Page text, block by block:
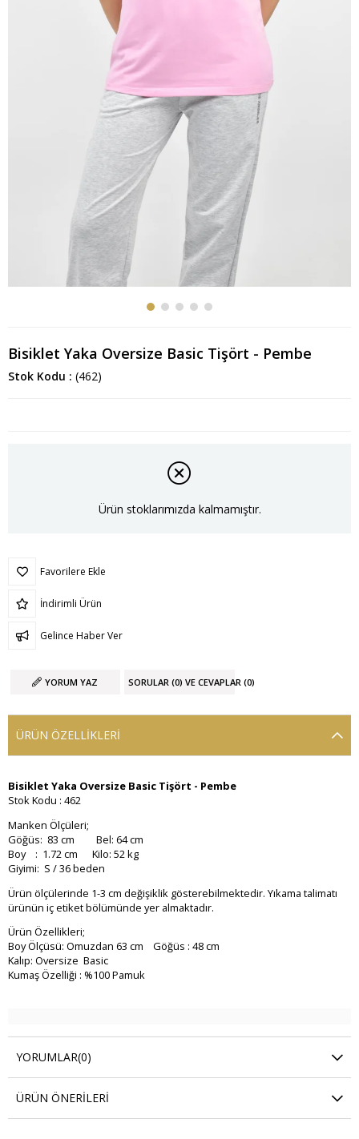
Bisiklet Yaka Oversize Basic Tişört - Pembe
Stok Kodu (462)
Ürün stoklarımızda kalmamıştır.
Favorilere Ekle
İndirimli Ürün
Gelince Haber Ver
YORUM YAZ SORULAR (0) VE CEVAPLAR (0)
ÜRÜN ÖZELLIKLERI
Bisiklet Yaka Oversize Basic Tişört - Pembe
Stok Kodu : 462
Manken Ölçüleri;
Göğüs: 83 cm Bel: 64 cm
Boy : 1.72 cm Kilo: 52 kg
Giyimi: S / 36 beden
Ürün ölçülerinde 1-3 cm değişiklik gösterebilmektedir. Yıkama talimatı
ürünün iç etiket bölümünde yer almaktadır.
Ürün Özellikleri;
Boy Ölçüsü: Omuzdan 63 cm Göğüs : 48 cm
Kalıp: Oversize Basic
Kumaş Özelliği : %100 Pamuk
YORUMLAR(0)
ÜRÜN ÖNERILERI